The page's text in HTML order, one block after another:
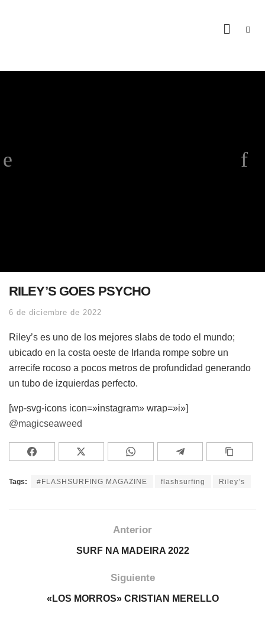
RILEY’S GOES PSYCHO
6 de diciembre de 2022
Riley’s es uno de los mejores slabs de todo el mundo;
ubicado en la costa oeste de Irlanda rompe sobre un
arrecife rocoso a pocos metros de profundidad generando
un tubo de izquierdas perfecto.
[wp-svg-icons icon=»instagram» wrap=»i»]
@magicseaweed
Tags: #FLASHSURFING MAGAZINE flashsurfing Riley’s
Anterior
SURF NA MADEIRA 2022
Siguiente
«LOS MORROS» CRISTIAN MERELLO